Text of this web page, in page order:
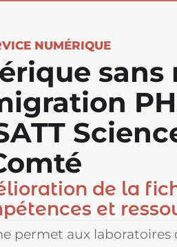
NUMÉRIQUE
sans
de la
et
permet aux laboratoires